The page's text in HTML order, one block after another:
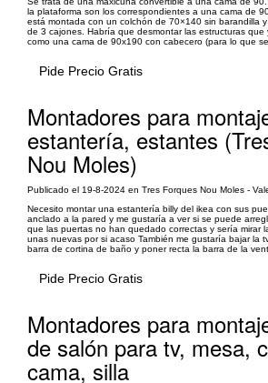
la plataforma son los correspondientes a una cama de
está montada con un colchón de 70×140 sin barandilla
de 3 cajones. Habría que desmontar las estructuras
como una cama de 90x190 con cabecero (para lo que
Pide Precio Gratis
Montadores para
estantería, estantes
Nou Moles)
Publicado el 19-8-2024 en Tres Forques Nou Moles -
Necesito montar una estantería billy del ikea con sus
anclado a la pared y me gustaría a ver si se puede
que las puertas no han quedado correctas y sería mirar
unas nuevas por si acaso También me gustaría bajar la
barra de cortina de baño y poner recta la barra de la
Pide Precio Gratis
Montadores para
de salón para tv, mesa,
cama, silla